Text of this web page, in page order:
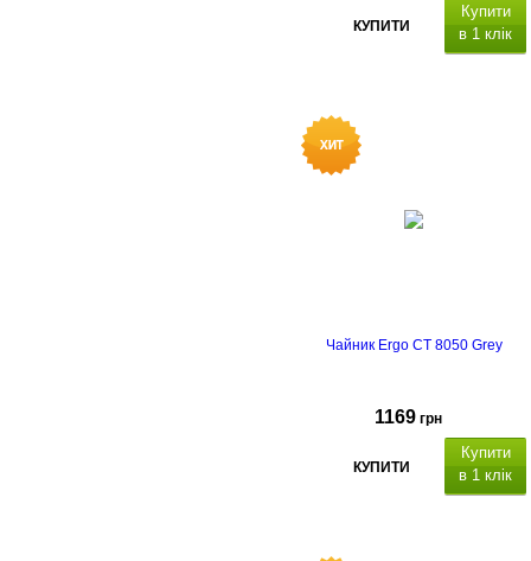
КУПИТИ
Купити
в 1 клік
Чайник Ergo CT 8050 Grey
1169 грн
КУПИТИ
Купити
в 1 клік